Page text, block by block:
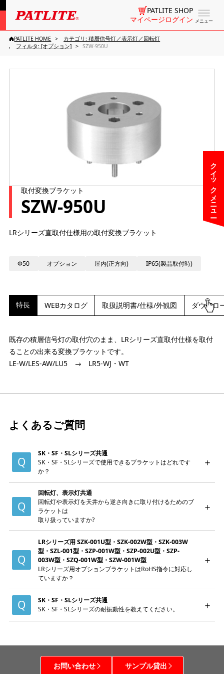
メニュー
PATLITE SHOP
マイページログイン
クイックメニュー
PATLITE HOME
カテゴリ: 積層信号灯／表示灯／回転灯
フィルタ: [オプション]
SZW-950U
取付変換ブラケット
SZW-950U
LRシリーズ直取付仕様用の取付変換ブラケット
Φ50 オプション 屋内(正方向) IP65(製品取付時)
特長 WEBカタログ 取扱説明書/仕様/外観図 ダウンロ
既存の積層信号灯の取付穴のまま、LRシリーズ直取付仕様を取付
ることの出来る変換ブラケットです。
LE-W/LES-AW/LU5 → LR5-WJ・WT
よくあるご質問
SK・SF・SLシリーズ共通
SK・SF・SLシリーズで使用できるブラケットはどれです
か？
回転灯、表示灯共通
回転灯や表示灯を天井から逆さ向きに取り付けるためのブ
ラケットは
取り扱っていますか?
LRシリーズ用 SZK-001U型・SZK-002W型・SZK-003W
型・SZL-001型・SZP-001W型・SZP-002U型・SZP-
003W型・SZQ-001W型・SZW-001W型
LRシリーズ用オプションブラケットはRoHS指令に対応し
ていますか？
SK・SF・SLシリーズ共通
SK・SF・SLシリーズの耐振動性を教えてください。
お問い合わせ サンプル貸出